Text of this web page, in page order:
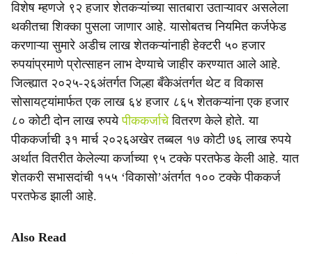
विशेष म्हणजे ९२ हजार शेतकऱ्यांच्या सातबारा उताऱ्यावर असलेला
थकीतचा शिक्का पुसला जाणार आहे. यासोबतच नियमित कर्जफेड
करणाऱ्या सुमारे अडीच लाख शेतकऱ्यांनाही हेक्टरी ५० हजार
रुपयांप्रमाणे प्रोत्साहन लाभ देण्याचे जाहीर करण्यात आले आहे.
जिल्ह्यात २०२५-२६अंतर्गत जिल्हा बँकेअंतर्गत थेट व विकास
सोसायट्यांमार्फत एक लाख ६४ हजार ८६५ शेतकऱ्यांना एक हजार
८० कोटी दोन लाख रुपयेपीककर्जाचेवितरण केले होते. या
पीककर्जाची ३१ मार्च २०२६अखेर तब्बल १७ कोटी ७६ लाख रुपये
अर्थात वितरीत केलेल्या कर्जाच्या ९५ टक्के परतफेड केली आहे. यात
शेतकरी सभासदांची १५५ ‘विकासो’अंतर्गत १०० टक्के पीककर्ज
परतफेड झाली आहे.
Also Read